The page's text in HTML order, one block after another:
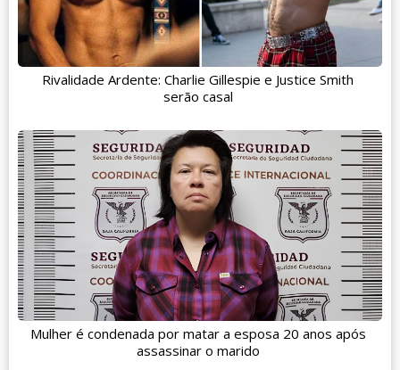
Rivalidade Ardente: Charlie Gillespie e Justice Smith
serão casal
Mulher é condenada por matar a esposa 20 anos após
assassinar o marido